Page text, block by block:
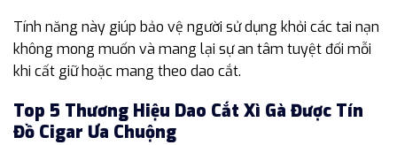
Tính năng này giúp bảo vệ người sử dụng khỏi các tai nạn
không mong muốn và mang lại sự an tâm tuyệt đối mỗi
khi cất giữ hoặc mang theo dao cắt.
Top 5 Thương Hiệu Dao Cắt Xì Gà Được Tín
Đồ Cigar Ưa Chuộng